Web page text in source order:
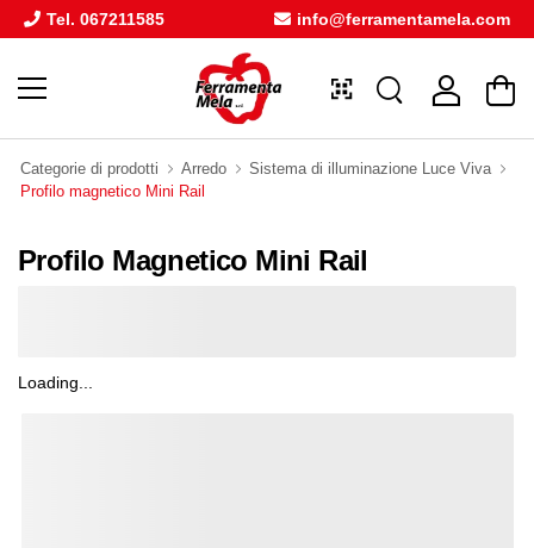
Tel. 067211585 info@ferramentamela.com
Categorie di prodotti Arredo
Sistema di illuminazione Luce Viva
Profilo magnetico Mini Rail
Profilo Magnetico Mini Rail
Loading...